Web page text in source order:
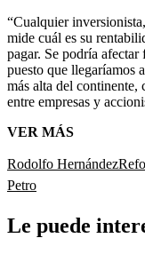
“Cualquier
mide cuál es su
pagar. Se podría
puesto que llegaríamos
más alta del continente,
entre empresas y
VER MÁS
Rodolfo Hernández
Petro
Le puede